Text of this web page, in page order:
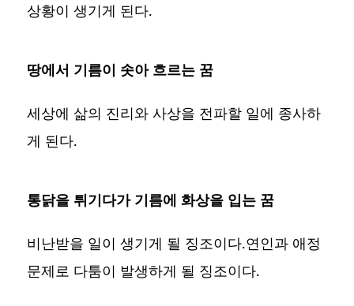
상황이 생기게 된다.
땅에서 기름이 솟아 흐르는 꿈
세상에 삶의 진리와 사상을 전파할 일에 종사하
게 된다.
통닭을 튀기다가 기름에 화상을 입는 꿈
비난받을 일이 생기게 될 징조이다.연인과 애정
문제로 다툼이 발생하게 될 징조이다.